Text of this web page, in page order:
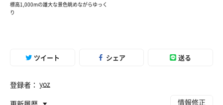
標高1,000mの雄大な景色眺めながらゆっく
り
ツイート シェア 送る
登録者： yoz
情報修正